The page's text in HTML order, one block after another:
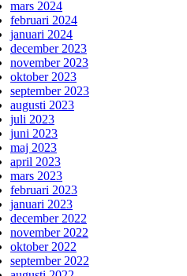
mars 2024
februari 2024
januari 2024
december 2023
november 2023
oktober 2023
september 2023
augusti 2023
juli 2023
juni 2023
maj 2023
april 2023
mars 2023
februari 2023
januari 2023
december 2022
november 2022
oktober 2022
september 2022